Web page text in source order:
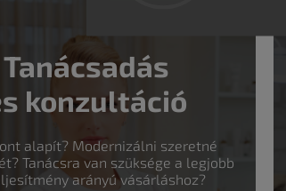
Tanácsadás
konzultáció
alapít? Modernizálni szeretné
Tanácsra van szüksége a legjobb
arányú vásárláshoz?